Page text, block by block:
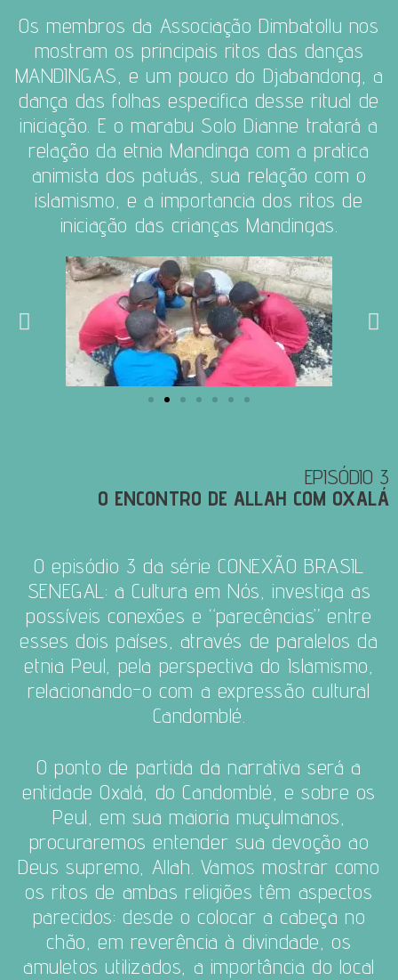
Os membros da Associação Dimbatollu nos
mostram os principais ritos das danças
MANDINGAS, e um pouco do Djabandong, a
dança das folhas especifica desse ritual de
iniciação. E o marabu Solo Dianne tratará a
relação da etnia Mandinga com a pratica
animista dos patuás, sua relação com o
islamismo, e a importancia dos ritos de
iniciação das crianças Mandingas.
EPISÓDIO 3
O ENCONTRO DE ALLAH COM OXALÁ
O episódio 3 da série CONEXÃO BRASIL
SENEGAL: a Cultura em Nós, investiga as
possíveis conexões e “parecências” entre
esses dois países, através de paralelos da
etnia Peul, pela perspectiva do Islamismo,
relacionando-o com a expressão cultural
Candomblé.
O ponto de partida da narrativa será a
entidade Oxalá, do Candomblé, e sobre os
Peul, em sua maioria muçulmanos,
procuraremos entender sua devoção ao
Deus supremo, Allah. Vamos mostrar como
os ritos de ambas religiões têm aspectos
parecidos: desde o colocar a cabeça no
chão, em reverência à divindade, os
amuletos utilizados, a importância do local